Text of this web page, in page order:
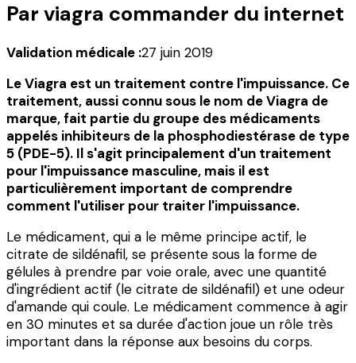
Par viagra commander du internet
Validation médicale :27 juin 2019
Le Viagra est un traitement contre l'impuissance. Ce
traitement, aussi connu sous le nom de Viagra de
marque, fait partie du groupe des médicaments
appelés inhibiteurs de la phosphodiestérase de type
5 (PDE-5). Il s'agit principalement d'un traitement
pour l'impuissance masculine, mais il est
particulièrement important de comprendre
comment l'utiliser pour traiter l'impuissance.
Le médicament, qui a le même principe actif, le
citrate de sildénafil, se présente sous la forme de
gélules à prendre par voie orale, avec une quantité
d'ingrédient actif (le citrate de sildénafil) et une odeur
d'amande qui coule. Le médicament commence à agir
en 30 minutes et sa durée d'action joue un rôle très
important dans la réponse aux besoins du corps.